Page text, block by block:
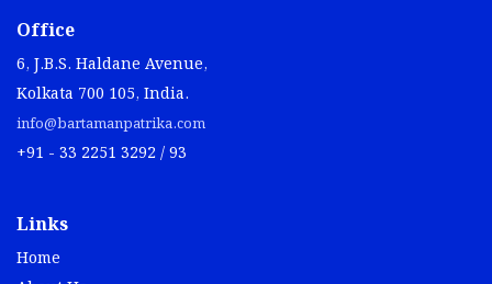
Office
6, J.B.S. Haldane Avenue,
Kolkata 700 105, India.
info@bartamanpatrika.com
+91 - 33 2251 3292 / 93
Links
Home